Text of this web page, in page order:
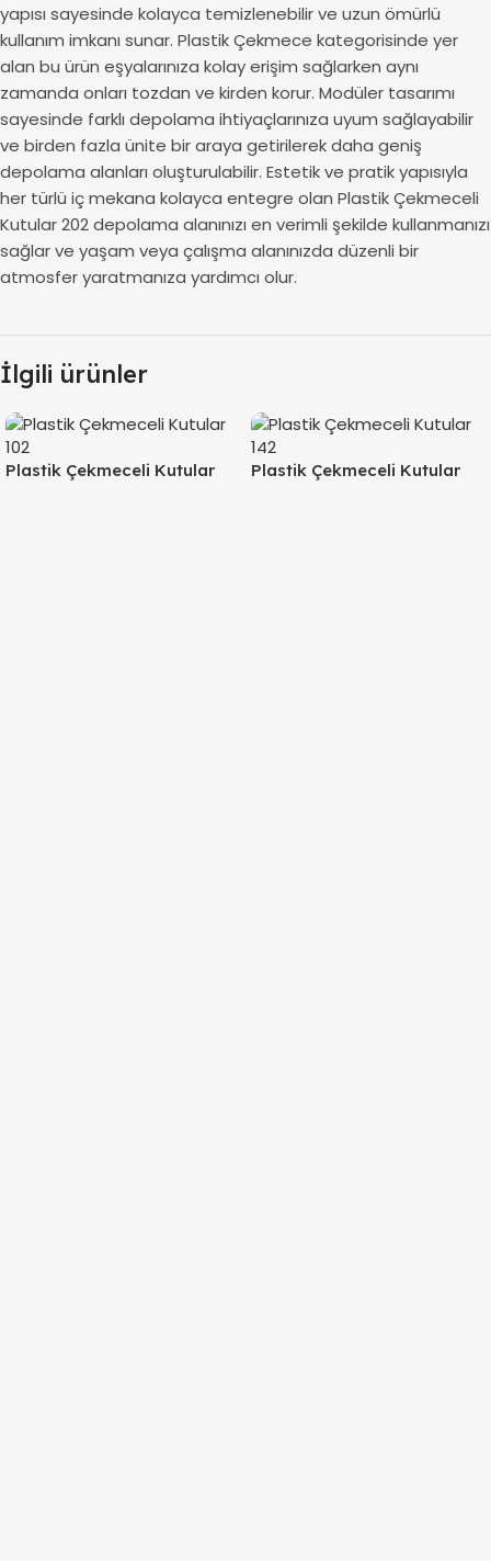
yapısı sayesinde kolayca temizlenebilir ve uzun ömürlü
kullanım imkanı sunar. Plastik Çekmece kategorisinde yer
alan bu ürün eşyalarınıza kolay erişim sağlarken aynı
zamanda onları tozdan ve kirden korur. Modüler tasarımı
sayesinde farklı depolama ihtiyaçlarınıza uyum sağlayabilir
ve birden fazla ünite bir araya getirilerek daha geniş
depolama alanları oluşturulabilir. Estetik ve pratik yapısıyla
her türlü iç mekana kolayca entegre olan Plastik Çekmeceli
Kutular 202 depolama alanınızı en verimli şekilde kullanmanızı
sağlar ve yaşam veya çalışma alanınızda düzenli bir
atmosfer yaratmanıza yardımcı olur.
İlgili ürünler
Plastik Çekmeceli Kutular
Plastik Çekmeceli Kutular